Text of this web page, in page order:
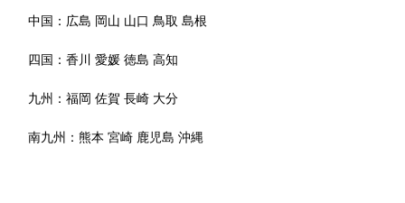
中国： 広島 岡山 山口 鳥取 島根
四国：香川 愛媛 徳島 高知
九州：福岡 佐賀 長崎 大分
南九州：熊本 宮崎 鹿児島 沖縄